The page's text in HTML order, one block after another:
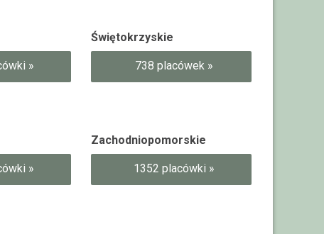
»
Świętokrzyskie
738 placówek »
»
Zachodniopomorskie
1352 placówki »